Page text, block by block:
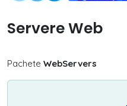
Servere Web
Pachete WebServers